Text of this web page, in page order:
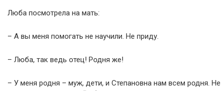
Люба посмотрела на мать:
– А вы меня помогать не научили. Не приду.
– Люба, так ведь отец! Родня же!
– У меня родня – муж, дети, и Степановна нам всем родня. Не